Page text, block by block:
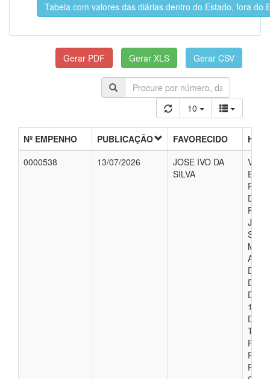
Tabela com valores das diárias dentro do Estado, fora do
10
Nº EMPENHO PUBLICAÇÃO FAVORECIDO
0000538
13/07/2026
JOSE IVO DA
SILVA
SILVA
A
DE
DIA
DAS
TEM